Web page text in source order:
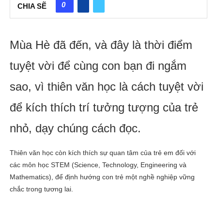
CHIA SẼ 0
Mùa Hè đã đến, và đây là thời điểm
tuyệt vời để cùng con bạn đi ngắm
sao, vì thiên văn học là cách tuyệt vời
để kích thích trí tưởng tượng của trẻ
nhỏ, dạy chúng cách đọc.
Thiên văn học còn kích thích sự quan tâm của trẻ em đối với
các môn học STEM (Science, Technology, Engineering và
Mathematics), để định hướng con trẻ một nghề nghiệp vững
chắc trong tương lai.